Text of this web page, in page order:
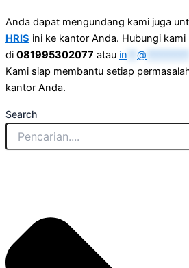
Anda dapat mengundang kami juga
HRIS ini ke kantor Anda. Hubungi kami
di 081995302077 atau in @
Kami siap membantu setiap
kantor Anda.
Search